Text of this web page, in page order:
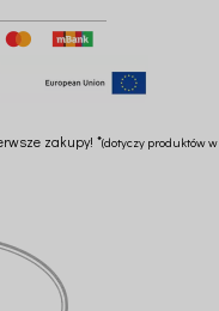
zakupy! *(dotyczy produktów w